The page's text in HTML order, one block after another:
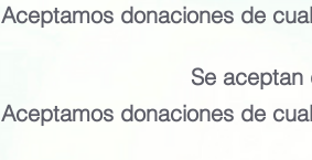
Aceptamos donaciones de
Se aceptan
Aceptamos donaciones de